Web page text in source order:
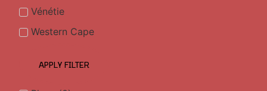
Vénétie
Western Cape
APPLY FILTER